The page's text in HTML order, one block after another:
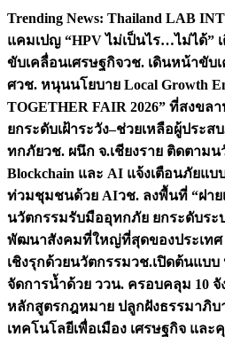
Skip
content
Trending News: Thailand LAB
แคมเปญ “HPV ไม่เป็นไร…ไม่ได้”
ขับเคลื่อนเศรษฐกิจวช. เดินหน้าขับ
ศวช. หนุนนโยบาย Local Growth
TOGETHER FAIR 2026” ที่สงขล
ยกระดับเฝ้าระวัง–ช่วยเหลือผู้ประ
ทกภัยวช. ผนึก จ.เชียงราย ติดตาม
Blockchain และ AI แจ้งเตือนภัย
ท่วมชุมชนด้วย AIวช. ลงพื้นที่ “ฝา
นวัตกรรมรับมืออุทกภัย ยกระดับร
พัฒนาสังคมที่ใหญ่ที่สุดของประเทศ
เชิงรุกด้วยนวัตกรรมวช.เปิดต้นแบบ
จัดการน้ำด้วย ววน. ครอบคลุม 10
หลักสูตรกฎหมาย ปลูกฝังธรรมาภิบ
เทคโนโลยีเพื่อเมือง เศรษฐกิจ แล